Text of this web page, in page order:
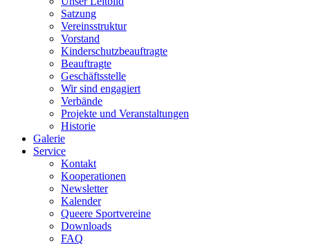
Satzung
Vereinsstruktur
Vorstand
Kinderschutzbeauftragte
Beauftragte
Geschäftsstelle
Wir sind engagiert
Verbände
Projekte und Veranstaltungen
Historie
Galerie
Service
Kontakt
Kooperationen
Newsletter
Kalender
Queere Sportvereine
Downloads
FAQ